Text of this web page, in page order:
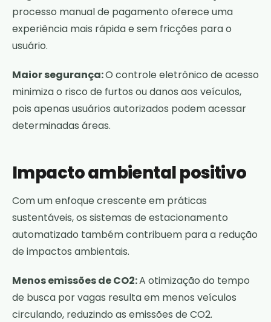
processo manual de pagamento oferece uma
experiência mais rápida e sem fricções para o
usuário.
Maior segurança:O controle eletrônico de acesso
minimiza o risco de furtos ou danos aos veículos,
pois apenas usuários autorizados podem acessar
determinadas áreas.
Impacto ambiental positivo
Com um enfoque crescente em práticas
sustentáveis, os sistemas de estacionamento
automatizado também contribuem para a redução
de impactos ambientais.
Menos emissões de CO2:A otimização do tempo
de busca por vagas resulta em menos veículos
circulando, reduzindo as emissões de CO2.